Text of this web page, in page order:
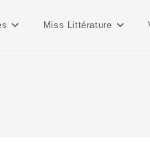
Miss Littérature